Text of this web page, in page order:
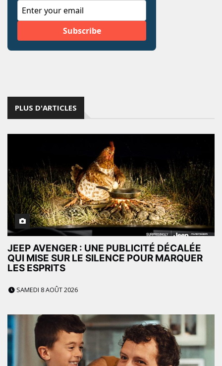
PLUS D'ARTICLES
JEEP AVENGER : UNE PUBLICITÉ DÉCALÉE
QUI MISE SUR LE SILENCE POUR MARQUER
LES ESPRITS
SAMEDI 8 AOÛT 2026